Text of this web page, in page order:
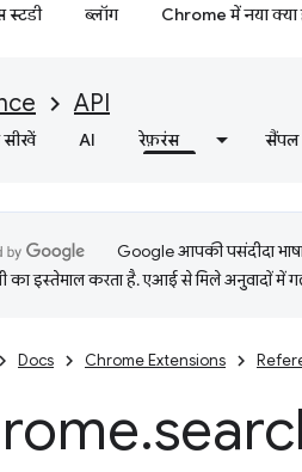
स्टडी ब्लॉग Chrome में नया क्या
API
सीखें AI रेफ़रंस सैंपल
Google आपकी पसंदीदा
का इस्तेमाल करता है. एआई से मिले अनुवादों में
Docs Chrome Extensions
.